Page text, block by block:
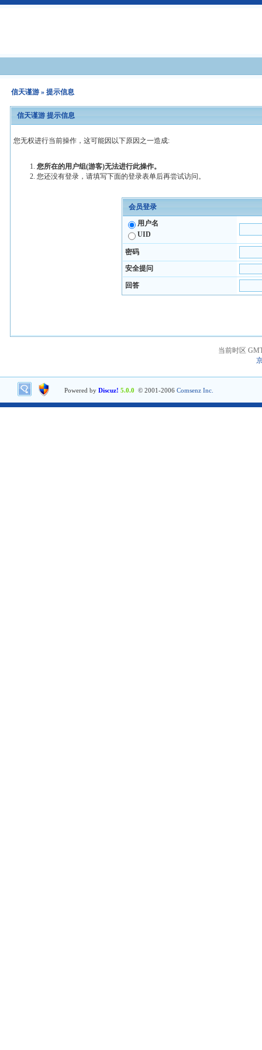
信天谨游 » 提示信息
信天谨游 提示信息
您无权进行当前操作，这可能因以下原因之一造成:
您所在的用户组(游客)无法进行此操作。
您还没有登录，请填写下面的登录表单后再尝试访问。
会员登录
用户名
UID
密码
安全提问
回答
当前时区
Powered by Discuz! 5.0.0 © 2001-2006 Comsenz Inc.